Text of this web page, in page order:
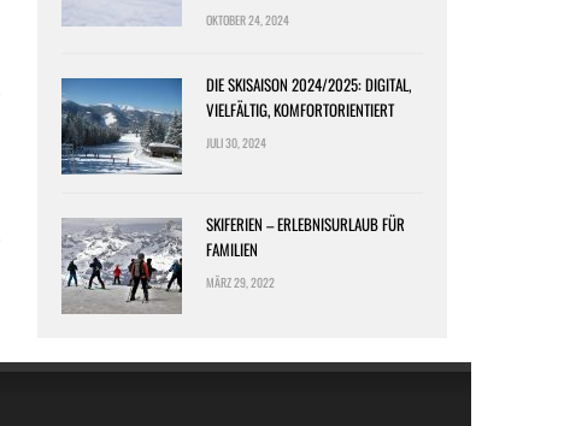
OKTOBER 24, 2024
DIE SKISAISON 2024/2025: DIGITAL,
VIELFÄLTIG, KOMFORTORIENTIERT
JULI 30, 2024
SKIFERIEN – ERLEBNISURLAUB FÜR
FAMILIEN
MÄRZ 29, 2022